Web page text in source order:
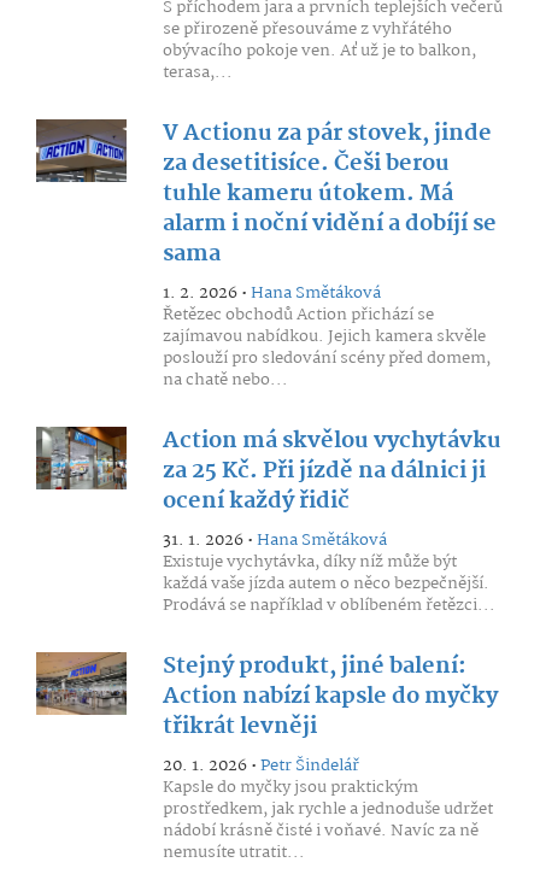
S příchodem jara a prvních teplejších večerů
se přirozeně přesouváme z vyhřátého
obývacího pokoje ven. Ať už je to balkon,
terasa,...
V Actionu za pár stovek, jinde
za desetitisíce. Češi berou
tuhle kameru útokem. Má
alarm i noční vidění a dobíjí se
sama
1. 2. 2026 •Hana Smětáková
Řetězec obchodů Action přichází se
zajímavou nabídkou. Jejich kamera skvěle
poslouží pro sledování scény před domem,
na chatě nebo...
Action má skvělou vychytávku
za 25 Kč. Při jízdě na dálnici ji
ocení každý řidič
31. 1. 2026 •Hana Smětáková
Existuje vychytávka, díky níž může být
každá vaše jízda autem o něco bezpečnější.
Prodává se například v oblíbeném řetězci...
Stejný produkt, jiné balení:
Action nabízí kapsle do myčky
třikrát levněji
20. 1. 2026 •Petr Šindelář
Kapsle do myčky jsou praktickým
prostředkem, jak rychle a jednoduše udržet
nádobí krásně čisté i voňavé. Navíc za ně
nemusíte utratit...